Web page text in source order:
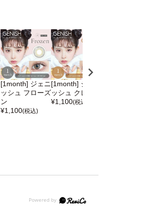
[1month] ジェニ
ッシュ フローズ
ン
¥1,100(税込)
[1month] ジェニ
ッシュ クレマ
¥1,100(税込)